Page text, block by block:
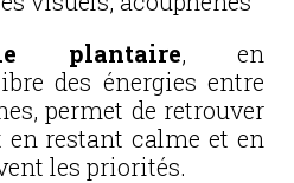
plantaire, en
des énergies entre
permet de retrouver
restant calme et en
les priorités.